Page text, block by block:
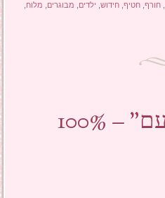
,חורף ,חטיף ,חידוש ילדים מבוגרים מלוח
"מעדני יחיעם" – 100%